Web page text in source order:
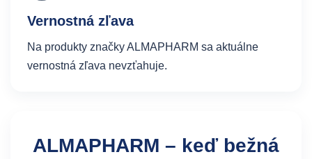
Vernostná zľava
Na produkty značky ALMAPHARM sa aktuálne
vernostná zľava nevzťahuje.
ALMAPHARM – keď bežná